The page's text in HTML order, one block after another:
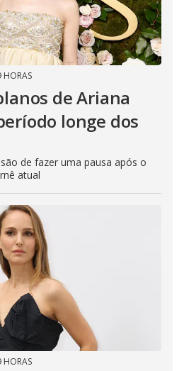
HORAS
de Ariana
longe dos
de fazer uma pausa após o
atual
HORAS